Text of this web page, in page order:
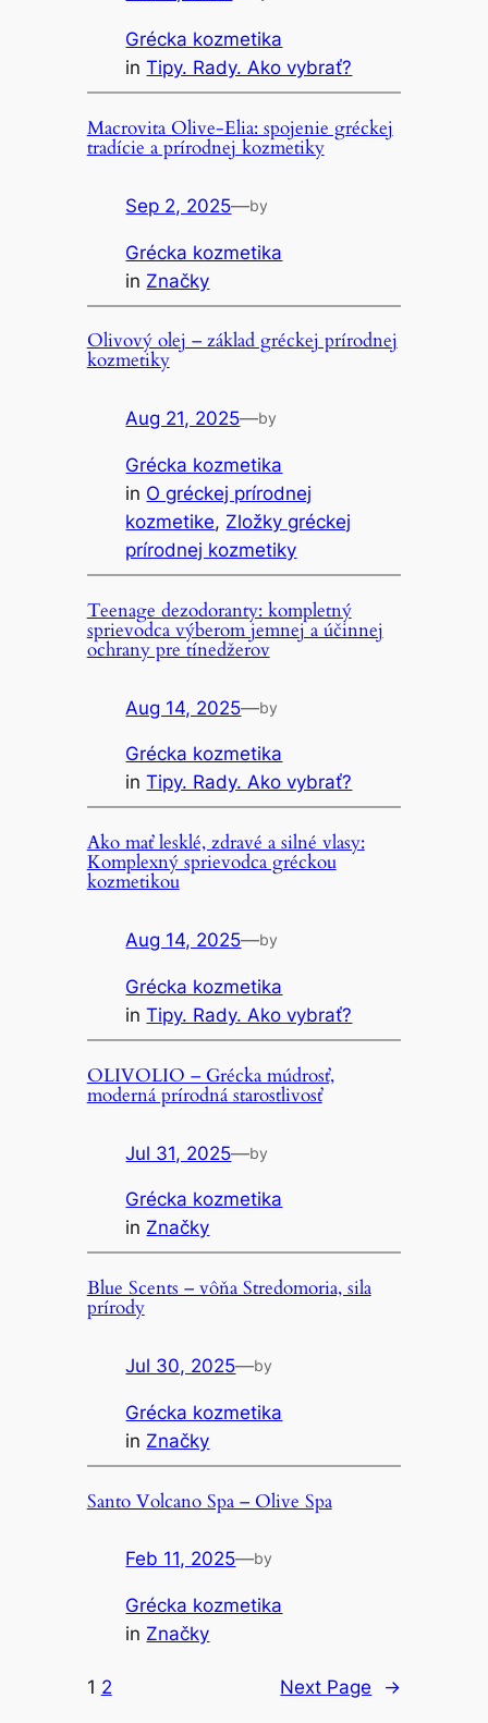
Grécka kozmetika
inTipy. Rady. Ako vybrať?
Macrovita Olive-Elia: spojenie gréckej
tradície a prírodnej kozmetiky
Sep 2, 2025—by
Grécka kozmetika
in Značky
Olivový olej – základ gréckej prírodnej
kozmetiky
Aug 21, 2025—by
Grécka kozmetika
in O gréckej prírodnej
kozmetike, Zložky gréckej
prírodnej kozmetiky
Teenage dezodoranty: kompletný
sprievodca výberom jemnej a účinnej
ochrany pre tínedžerov
Aug 14, 2025—by
Grécka kozmetika
inTipy. Rady. Ako vybrať?
Ako mať lesklé, zdravé a silné vlasy:
Komplexný sprievodca gréckou
kozmetikou
Aug 14, 2025—by
Grécka kozmetika
inTipy. Rady. Ako vybrať?
OLIVOLIO – Grécka múdrosť,
moderná prírodná starostlivosť
Jul 31, 2025—by
Grécka kozmetika
in Značky
Blue Scents – vôňa Stredomoria, sila
prírody
Jul 30, 2025—by
Grécka kozmetika
in Značky
Santo Volcano Spa – Olive Spa
Feb 11, 2025—by
Grécka kozmetika
in Značky
1 2 Next Page →